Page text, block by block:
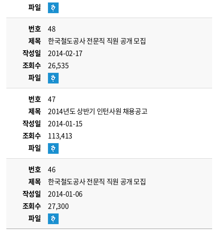
파일
번호
48
제목
한국철도공사 전문직 직원 공개 모집
작성일
2014-02-17
조회수
26,535
파일
번호
47
제목
2014년도 상반기 인턴사원 채용공고
작성일
2014-01-15
조회수
113,413
파일
번호
46
제목
한국철도공사 전문직 직원 공개 모집
작성일
2014-01-06
조회수
27,300
파일